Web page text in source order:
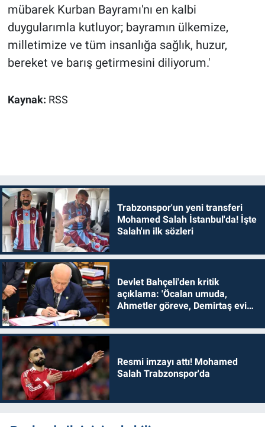
mübarek Kurban Bayramı'nı en kalbi
duygularımla kutluyor; bayramın ülkemize,
milletimize ve tüm insanlığa sağlık, huzur,
bereket ve barış getirmesini diliyorum.'
Kaynak: RSS
Trabzonspor'un yeni transferi
Mohamed Salah İstanbul'da! İşte
Salah'ın ilk sözleri
Devlet Bahçeli'den kritik
açıklama: 'Öcalan umuda,
Ahmetler göreve, Demirtaş evine
Resmi imzayı attı! Mohamed
Salah Trabzonspor'da